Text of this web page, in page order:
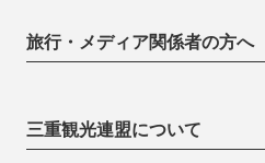
旅行・メディア関係者の方へ
三重観光連盟について